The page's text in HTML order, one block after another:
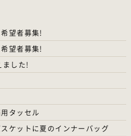
望者募集!
望者募集!
した!
タッセル
ケットに夏のインナーバッグ